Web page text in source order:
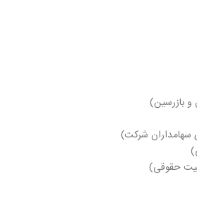
و بازرسین)
سهامداران شرکت)
حقوقی)